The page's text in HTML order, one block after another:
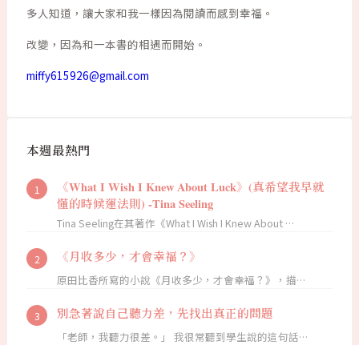
多人知道，讓大家和我一樣因為閱讀而感到幸福。
改變，因為和一本書的相遇而開始。
miffy615926@gmail.com
本週最熱門
《What I Wish I Knew About Luck》(真希望我早就
懂的時候運法則) -Tina Seeling
Tina Seeling在其著作《What I Wish I Knew About …
《月收多少，才會幸福？》
原田比香所寫的小說《月收多少，才會幸福？》，描…
別急著說自己聽力差，先找出真正的問題
「老師，我聽力很差。」 我很常聽到學生說的這句話…